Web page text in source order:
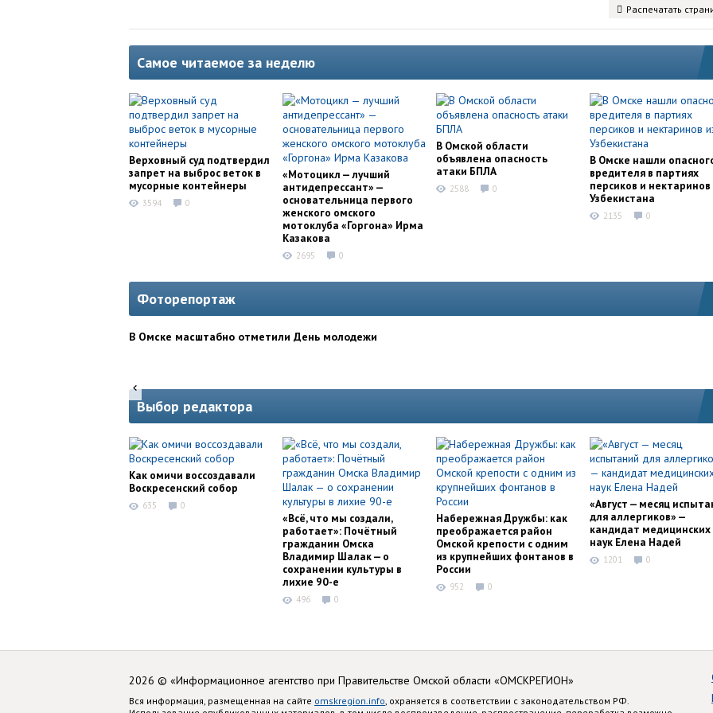
Распечатать
Самое читаемое за неделю
Верховный суд подтвердил
запрет на выброс веток в
мусорные контейнеры
3594 0
«Мотоцикл — лучший
антидепрессант» —
основательница первого
женского омского
мотоклуба «Горгона» Ирма
Казакова
2695 0
В Омской области
объявлена опасность
атаки БПЛА
2588 0
В Омске нашли
вредителя в партиях
персиков и нектаринов
Узбекистана
2135 0
Фоторепортаж
В Омске масштабно отметили День молодежи
Выбор редактора
Как омичи воссоздавали
Воскресенский собор
635 0
«Всё, что мы создали,
работает»: Почётный
гражданин Омска
Владимир Шалак — о
сохранении культуры в
лихие 90-е
496 0
Набережная Дружбы: как
преображается район
Омской крепости с одним
из крупнейших фонтанов в
России
952 0
«Август — месяц
для аллергиков» —
кандидат медицинских
наук Елена Надей
1201 0
2026 © «Информационное агентство при Правительстве Омской области «ОМСКРЕГИОН»
Вся информация, размещенная на сайте omskregion.info , охраняется в соответствии с законодательством РФ.